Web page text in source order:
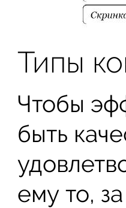
Типы
Чтобы
быть
ему то,